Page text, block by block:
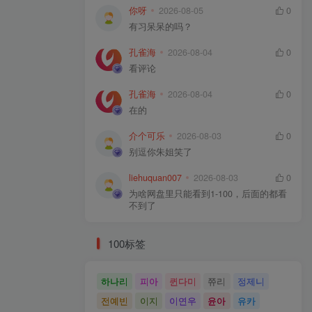
你呀 2026-08-05
0
有习呆呆的吗？
孔雀海 2026-08-04
0
看评论
孔雀海 2026-08-04
0
在的
介个可乐 2026-08-03
0
别逗你朱姐笑了
liehuquan007 2026-08-03
0
为啥网盘里只能看到1-100，后面的都看
不到了
100标签
하나리 피아 퀸다미 쮸리
정제니
전예빈
이지 이연우 윤아 유카